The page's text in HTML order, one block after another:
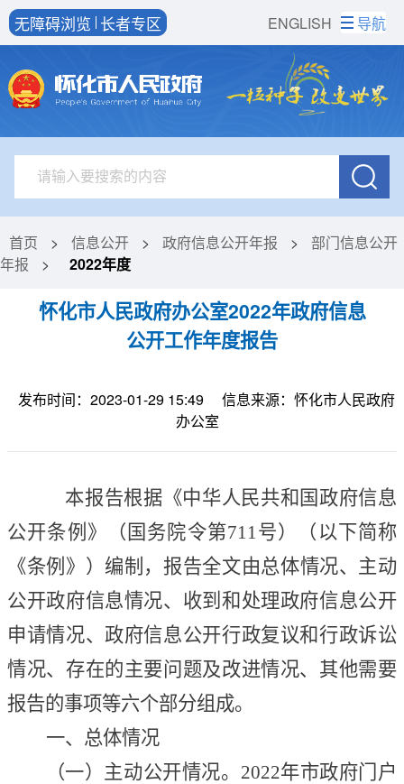
ENGLISH
无障碍浏览 长者专区 导航
首页 > 信息公开 > 政府信息公开年报 >
部门信息公开
年报
> 2022年度
怀化市人民政府办公室2022年政府信息
公开工作年度报告
发布时间：2023-01-29 15:49
信息来源：怀化市人民政府
办公室
本报告根据《中华人民共和国政府信息
公开条例》（国务院令第711号）（以下简称
《条例 》 ）编制，报告全文由总体情况、主动
公开政府信息情况、收到和处理政府信息公开
申请情况、政府信息公开行政复议和行政诉讼
情况、存在的主要问题及改进情况、其他需要
报告的事项等六个部分组成。
一、总体情况
（一）主动公开情况。 2022年市政府门户